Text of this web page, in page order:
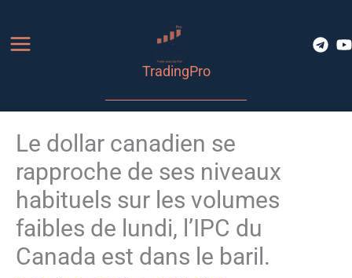
contenu
TradingPro
Le dollar canadien se
rapproche de ses niveaux
habituels sur les volumes
faibles de lundi, l’IPC du
Canada est dans le baril.